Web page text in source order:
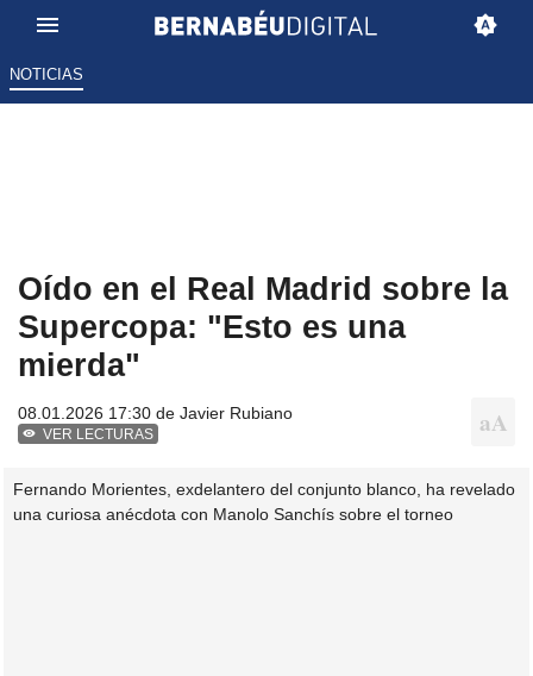
NOTICIAS
Oído en el Real Madrid sobre la
Supercopa: "Esto es una
mierda"
08.01.2026 17:30 de Javier Rubiano
VER LECTURAS
Fernando Morientes, exdelantero del conjunto blanco, ha revelado
una curiosa anécdota con Manolo Sanchís sobre el torneo